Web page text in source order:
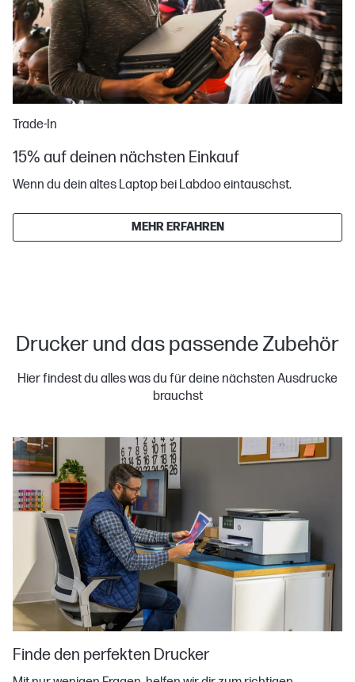
Trade-In
15% auf deinen nächsten Einkauf
Wenn du dein altes Laptop bei Labdoo eintauschst.
MEHR ERFAHREN
Drucker und das passende Zubehör
Hier findest du alles was du für deine nächsten Ausdrucke
brauchst
Finde den perfekten Drucker